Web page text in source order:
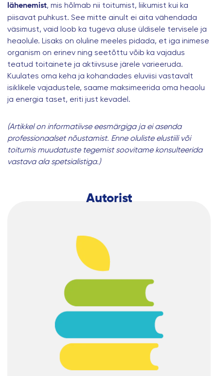
lähenemist, mis hõlmab nii toitumist, liikumist kui ka
piisavat puhkust. See mitte ainult ei aita vähendada
väsimust, vaid loob ka tugeva aluse üldisele tervisele ja
heaolule. Lisaks on oluline meeles pidada, et iga inimese
organism on erinev ning seetõttu võib ka vajadus
teatud toitainete ja aktiivsuse järele varieeruda.
Kuulates oma keha ja kohandades eluviisi vastavalt
isiklikele vajadustele, saame maksimeerida oma heaolu
ja energia taset, eriti just kevadel.
(Artikkel on informatiivse eesmärgiga ja ei asenda
professionaalset nõustamist. Enne oluliste elustiili või
toitumis muudatuste tegemist soovitame konsulteerida
vastava ala spetsialistiga.)
Autorist